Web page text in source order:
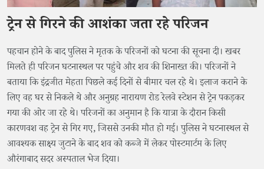
ट्रेन से गिरने की आशंका जता रहे परिजन
पहचान होने के बाद पुलिस ने मृतक के परिजनों को घटना की सूचना दी। खबर
मिलते ही परिजन घटनास्थल पर पहुंचे और शव की शिनाख्त की। परिजनों ने
बताया कि इंद्रजीत मेहता पिछले कई दिनों से बीमार चल रहे थे। इलाज कराने के
लिए वह घर से निकले थे और अनुग्रह नारायण रोड रेलवे स्टेशन से ट्रेन पकड़कर
गया की ओर जा रहे थे। परिजनों का अनुमान है कि यात्रा के दौरान किसी
कारणवश वह ट्रेन से गिर गए, जिससे उनकी मौत हो गई। पुलिस ने घटनास्थल से
आवश्यक साक्ष्य जुटाने के बाद शव को कब्जे में लेकर पोस्टमार्टम के लिए
औरंगाबाद सदर अस्पताल भेज दिया।